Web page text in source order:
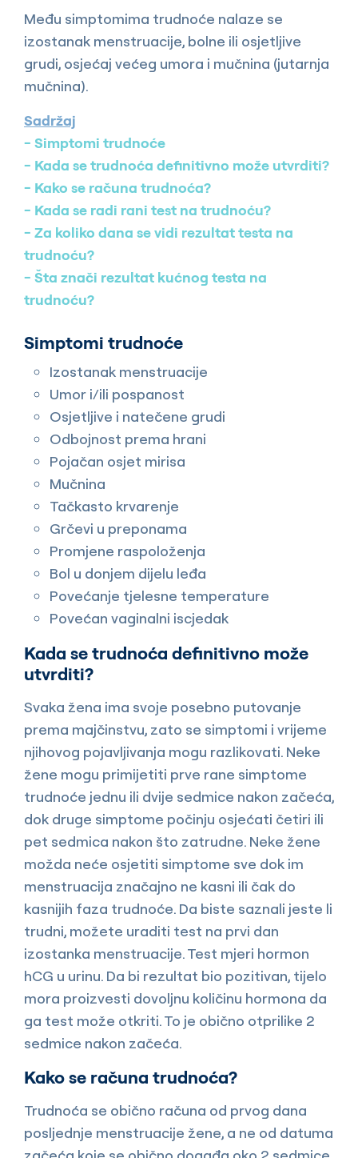
Među simptomima trudnoće nalaze se
izostanak menstruacije, bolne ili osjetljive
grudi, osjećaj većeg umora i mučnina (jutarnja
mučnina).
Sadržaj
Simptomi trudnoće
Kada se trudnoća definitivno može utvrditi?
Kako se računa trudnoća?
Kada se radi rani test na trudnoću?
Za koliko dana se vidi rezultat testa na
trudnoću?
Šta znači rezultat kućnog testa na
trudnoću?
Simptomi trudnoće
Izostanak menstruacije
Umor i/ili pospanost
Osjetljive i natečene grudi
Odbojnost prema hrani
Pojačan osjet mirisa
Mučnina
Tačkasto krvarenje
Grčevi u preponama
Promjene raspoloženja
Bol u donjem dijelu leđa
Povećanje tjelesne temperature
Povećan vaginalni iscjedak
Kada se trudnoća definitivno može
utvrditi?
Svaka žena ima svoje posebno putovanje
prema majčinstvu, zato se simptomi i vrijeme
njihovog pojavljivanja mogu razlikovati. Neke
žene mogu primijetiti prve rane simptome
trudnoće jednu ili dvije sedmice nakon začeća,
dok druge simptome počinju osjećati četiri ili
pet sedmica nakon što zatrudne. Neke žene
možda neće osjetiti simptome sve dok im
menstruacija značajno ne kasni ili čak do
kasnijih faza trudnoće. Da biste saznali jeste li
trudni, možete uraditi test na prvi dan
izostanka menstruacije. Test mjeri hormon
hCG u urinu. Da bi rezultat bio pozitivan, tijelo
mora proizvesti dovoljnu količinu hormona da
ga test može otkriti. To je obično otprilike 2
sedmice nakon začeća.
Kako se računa trudnoća?
Trudnoća se obično računa od prvog dana
posljednje menstruacije žene, a ne od datuma